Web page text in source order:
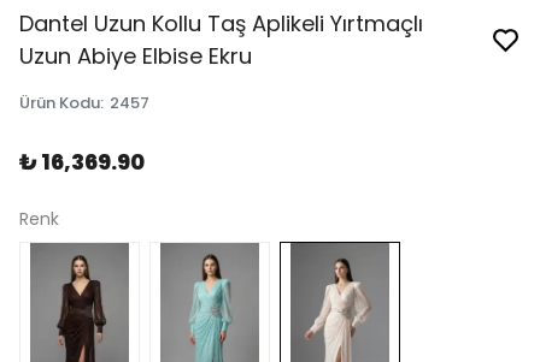
Dantel Uzun Kollu Taş Aplikeli Yırtmaçlı
Uzun Abiye Elbise Ekru
Ürün Kodu: 2457
₺ 16,369.90
Renk